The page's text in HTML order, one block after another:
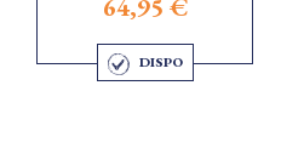
64,95 €
DISPO